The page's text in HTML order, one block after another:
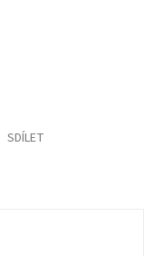
SDÍLET